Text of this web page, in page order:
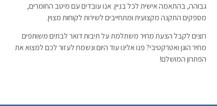
גבוהה, בהתאמה אישית לכל בניין. אנו עובדים עם מיטב החומרים,
מספקים התקנה מקצועית ומתחייבים לשירות לקוחות מצוין.
רוצים לקבל הצעת מחיר משתלמת על תיבות דואר לבתים משותפים
מחיר הוגן ואטרקטיבי? פנו אלינו עוד היום ונשמח לעזור לכם למצוא את
הפתרון המושלם!